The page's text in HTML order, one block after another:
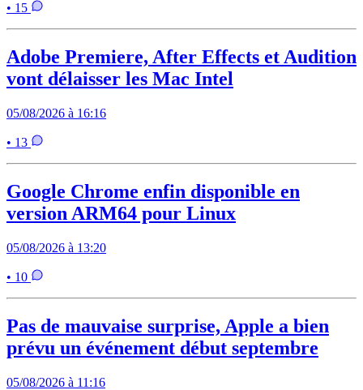
• 15
Adobe Premiere, After Effects et Audition
vont délaisser les Mac Intel
05/08/2026 à 16:16
• 13
Google Chrome enfin disponible en
version ARM64 pour Linux
05/08/2026 à 13:20
• 10
Pas de mauvaise surprise, Apple a bien
prévu un événement début septembre
05/08/2026 à 11:16